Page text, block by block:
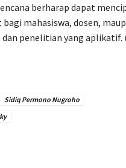
berharap dapat
mahasiswa, dosen,
penelitian yang aplikatif.
Sidiq Permono Nugroho